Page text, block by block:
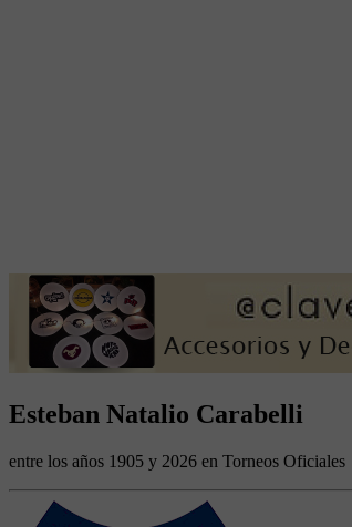
Esteban Natalio Carabelli
entre los años 1905 y 2026 en Torneos Oficiales